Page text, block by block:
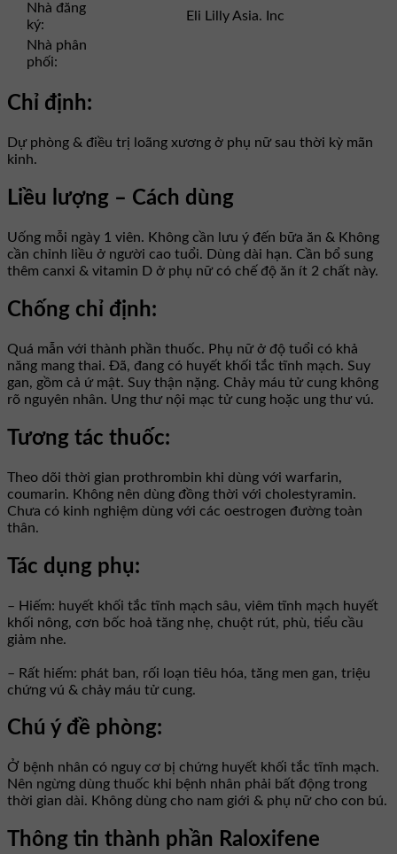
Nhà đăng
ký:
Eli Lilly Asia. Inc
Nhà phân
phối:
Chỉ định:
Dự phòng & điều trị loãng xương ở phụ nữ sau thời kỳ mãn
kinh.
Liều lượng – Cách dùng
Uống mỗi ngày 1 viên. Không cần lưu ý đến bữa ăn & Không
cần chỉnh liều ở người cao tuổi. Dùng dài hạn. Cần bổ sung
thêm canxi & vitamin D ở phụ nữ có chế độ ăn ít 2 chất này.
Chống chỉ định:
Quá mẫn với thành phần thuốc. Phụ nữ ở độ tuổi có khả
năng mang thai. Ðã, đang có huyết khối tắc tĩnh mạch. Suy
gan, gồm cả ứ mật. Suy thận nặng. Chảy máu tử cung không
rõ nguyên nhân. Ung thư nội mạc tử cung hoặc ung thư vú.
Tương tác thuốc:
Theo dõi thời gian prothrombin khi dùng với warfarin,
coumarin. Không nên dùng đồng thời với cholestyramin.
Chưa có kinh nghiệm dùng với các oestrogen đường toàn
thân.
Tác dụng phụ:
– Hiếm: huyết khối tắc tĩnh mạch sâu, viêm tĩnh mạch huyết
khối nông, cơn bốc hoả tăng nhẹ, chuột rút, phù, tiểu cầu
giảm nhe.
– Rất hiếm: phát ban, rối loạn tiêu hóa, tăng men gan, triệu
chứng vú & chảy máu tử cung.
Chú ý đề phòng:
Ở bệnh nhân có nguy cơ bị chứng huyết khối tắc tĩnh mạch.
Nên ngừng dùng thuốc khi bệnh nhân phải bất động trong
thời gian dài. Không dùng cho nam giới & phụ nữ cho con bú.
Thông tin thành phần Raloxifene